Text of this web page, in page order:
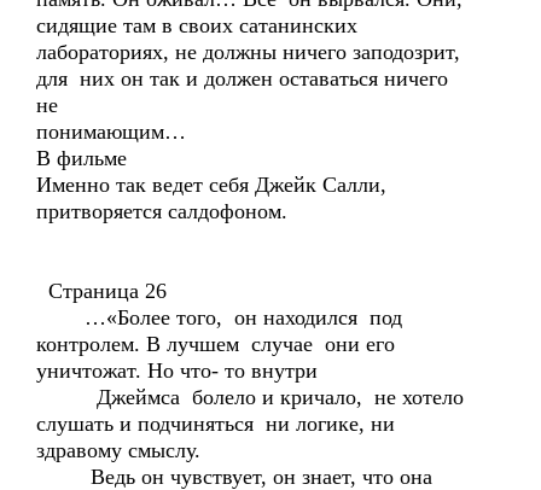
сидящие там в своих сатанинских
лабораториях, не должны ничего заподозрит,
для них он так и должен оставаться ничего
не
понимающим…
В фильме
Именно так ведет себя Джейк Салли,
притворяется салдофоном.
Страница 26
…«Более того, он находился под
контролем. В лучшем случае они его
уничтожат. Но что- то внутри
Джеймса болело и кричало, не хотело
слушать и подчиняться ни логике, ни
здравому смыслу.
Ведь он чувствует, он знает, что она